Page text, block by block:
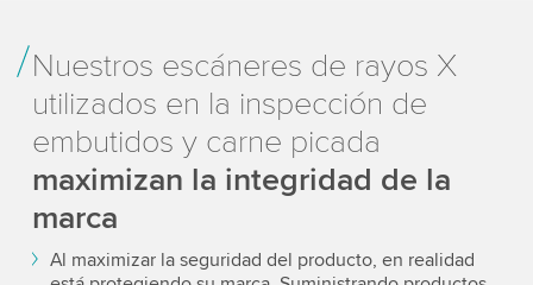
Nuestros escáneres de rayos X
utilizados en la inspección de
embutidos y carne picada
maximizan la integridad de la
marca
Al maximizar la seguridad del producto, en realidad